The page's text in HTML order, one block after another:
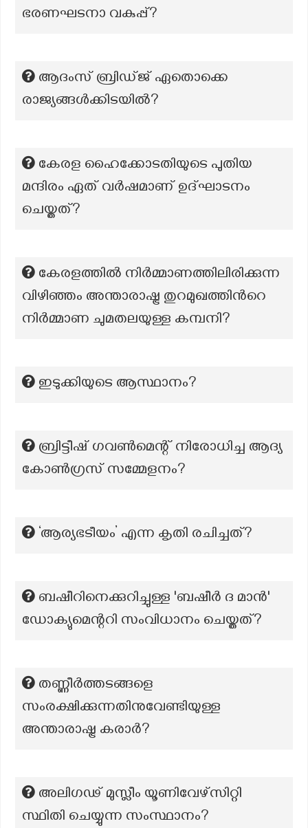
ഭരണഘടനാ വകുപ്പ്?
ആദംസ് ബ്രിഡ്ജ് ഏതൊക്കെ
രാജ്യങ്ങൾക്കിടയിൽ?
കേരള ഹൈക്കോടതിയുടെ പുതിയ
മന്ദിരം ഏത് വർഷമാണ് ഉദ്ഘാടനം
ചെയ്തത്?
കേരളത്തിൽ നിർമ്മാണത്തിലിരിക്കുന്ന
വിഴിഞ്ഞം അന്താരാഷ്ട്ര തുറമുഖത്തിന്‍റെ
നിർമ്മാണ ചുമതലയുള്ള കമ്പനി?
ഇടുക്കിയുടെ ആസ്ഥാനം?
ബ്രിട്ടീഷ് ഗവൺമെന്റ് നിരോധിച്ച ആദ്യ
കോൺഗ്രസ് സമ്മേളനം?
‘ആര്യഭടീയം’ എന്ന കൃതി രചിച്ചത്?
ബഷീറിനെക്കുറിച്ചുള്ള 'ബഷീര്‍ ദ മാന്‍'
ഡോക്യുമെന്ററി സംവിധാനം ചെയ്തത്?
തണ്ണീര്‍ത്തടങ്ങളെ
സംരക്ഷിക്കുന്നതിനുവേണ്ടിയുള്ള
അന്താരാഷ്ട്ര കരാര്‍?
അലിഗഢ് മുസ്ലീം യൂണിവേഴ്സിറ്റി
സ്ഥിതി ചെയ്യുന്ന സംസ്ഥാനം?